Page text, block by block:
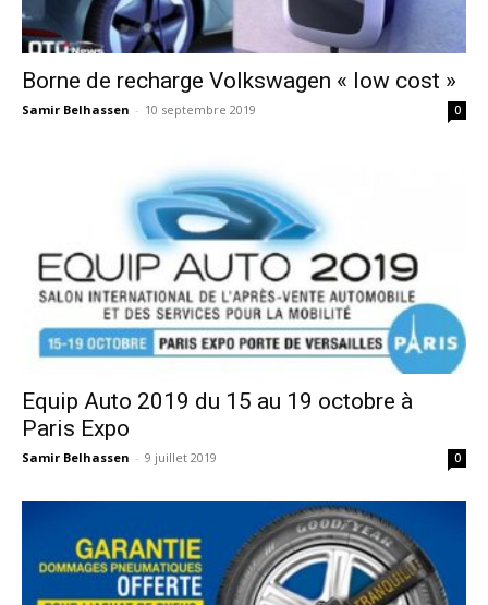
Borne de recharge Volkswagen « low cost »
Samir Belhassen - 10 septembre 2019 0
Equip Auto 2019 du 15 au 19 octobre à
Paris Expo
Samir Belhassen - 9 juillet 2019 0